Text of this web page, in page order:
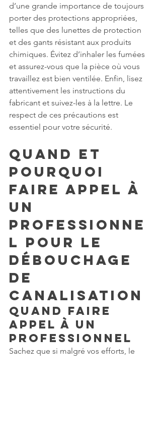
d’une grande importance de toujours
porter des protections appropriées,
telles que des lunettes de protection
et des gants résistant aux produits
chimiques. Évitez d’inhaler les fumées
et assurez-vous que la pièce où vous
travaillez est bien ventilée. Enfin, lisez
attentivement les instructions du
fabricant et suivez-les à la lettre. Le
respect de ces précautions est
essentiel pour votre sécurité.
Quand et
pourquoi
faire appel à
un
professionne
l pour le
débouchage
de
canalisation
Quand faire
appel à un
professionnel
Sachez que si malgré vos efforts, le